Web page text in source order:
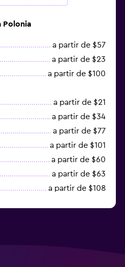
Polonia
a partir de $57
a partir de $23
a partir de $100
a partir de $21
a partir de $34
a partir de $77
a partir de $101
a partir de $60
a partir de $63
a partir de $108